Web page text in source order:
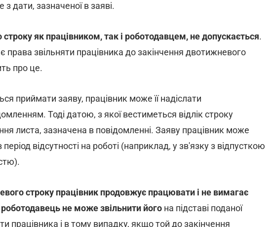
дати, зазначеної в заяві.
як працівником, так і роботодавцем, не допускається.
звільняти працівника до закінчення двотижневого
про це.
приймати заяву, працівник може її надіслати
Тоді датою, з якої вестиметься відлік строку
листа, зазначена в повідомленні. Заяву працівник може
відсутності на роботі (наприклад, у зв'язку з відпусткою
строку працівник продовжує працювати і не вимагає
не може звільнити його на підставі поданої
працівника і в тому випадку, якщо той до закінчення